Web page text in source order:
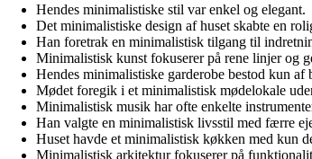
Hendes minimalistiske stil var enkel og elegant.
Det minimalistiske design af huset skabte en
Han foretrak en minimalistisk tilgang til
Minimalistisk kunst fokuserer på rene linjer og
Hendes minimalistiske garderobe bestod kun af
Mødet foregik i et minimalistisk mødelokale
Minimalistisk musik har ofte enkelte
Han valgte en minimalistisk livsstil med færre
Huset havde et minimalistisk køkken med kun
Minimalistisk arkitektur fokuserer på